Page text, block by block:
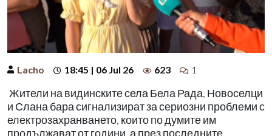
Lacho 18:45 | 06 Jul 26 623 1
Жители на видинските села Бела Рада, Новоселци
и Слана бара сигнализират за сериозни проблеми с
електрозахранването, които по думите им
продължават от години, а през последните